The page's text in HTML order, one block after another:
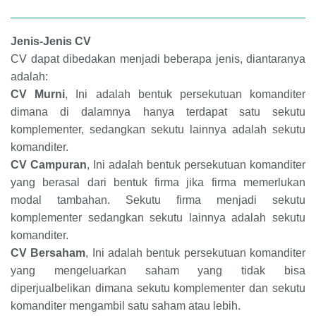
Jenis-Jenis CV
CV dapat dibedakan menjadi beberapa jenis, diantaranya
adalah:
CV Murni, Ini adalah bentuk persekutuan komanditer
dimana di dalamnya hanya terdapat satu sekutu
komplementer, sedangkan sekutu lainnya adalah sekutu
komanditer.
CV Campuran, Ini adalah bentuk persekutuan komanditer
yang berasal dari bentuk firma jika firma memerlukan
modal tambahan. Sekutu firma menjadi sekutu
komplementer sedangkan sekutu lainnya adalah sekutu
komanditer.
CV Bersaham, Ini adalah bentuk persekutuan komanditer
yang mengeluarkan saham yang tidak bisa
diperjualbelikan dimana sekutu komplementer dan sekutu
komanditer mengambil satu saham atau lebih.